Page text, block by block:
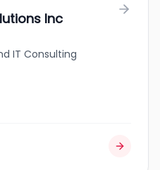
Inc
IT Consulting